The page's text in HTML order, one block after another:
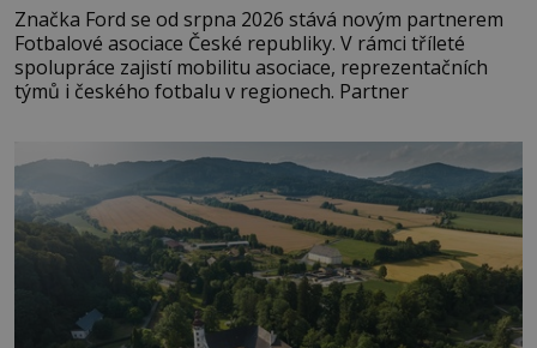
Značka Ford se od srpna 2026 stává novým partnerem
Fotbalové asociace České republiky. V rámci tříleté
spolupráce zajistí mobilitu asociace, reprezentačních
týmů i českého fotbalu v regionech. Partner